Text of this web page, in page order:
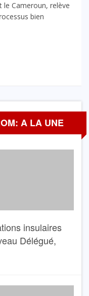
le Cameroun, relève
bien
A LA UNE
insulaires
Délégué,